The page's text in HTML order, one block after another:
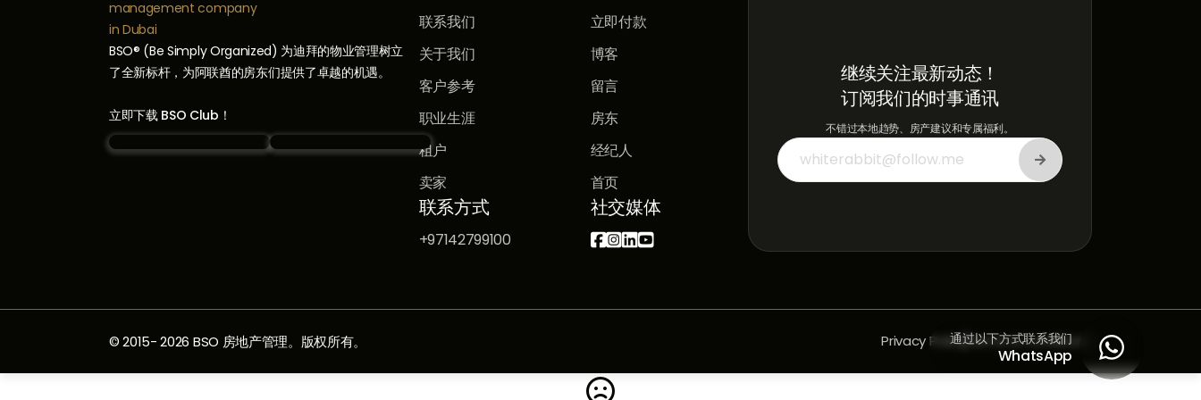
BSO® (Be Simply Organized) 为迪拜的物业管理树立
了全新标杆，为阿联酋的房东们提供了卓越的机遇。
立即下载 BSO Club！
联系我们
立即付款
关于我们
博客
客户参考
留言
职业生涯
房东
租户
经纪人
卖家
首页
联系方式
+97142799100
社交媒体

继续关注最新动态！
订阅我们的时事通讯
不错过本地趋势、房产建议和专属福利。
© 2015-2026 BSO 房地产管理。版权所有。 Privacy PolicyTerms & Conditions

通过以下方式联系我们
WhatsApp 